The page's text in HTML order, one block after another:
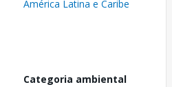
América Latina e Caribe
Categoria ambiental